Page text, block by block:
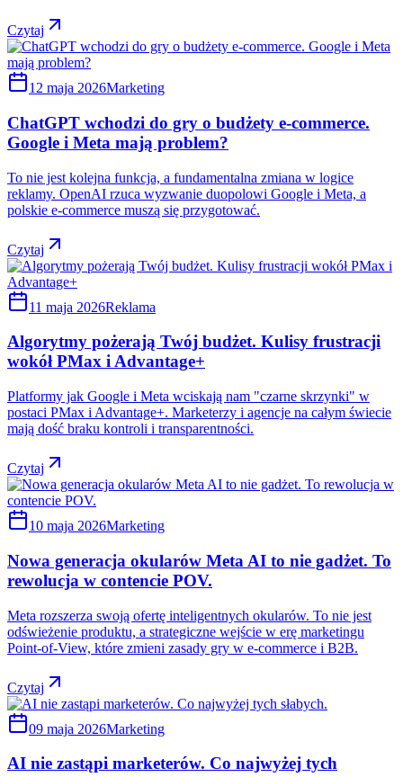
Czytaj
12 maja 2026Marketing
ChatGPT wchodzi do gry o budżety e-commerce.
Google i Meta mają problem?
To nie jest kolejna funkcja, a fundamentalna zmiana w logice
reklamy. OpenAI rzuca wyzwanie duopolowi Google i Meta, a
polskie e-commerce muszą się przygotować.
Czytaj
11 maja 2026Reklama
Algorytmy pożerają Twój budżet. Kulisy frustracji
wokół PMax i Advantage+
Platformy jak Google i Meta wciskają nam "czarne skrzynki" w
postaci PMax i Advantage+. Marketerzy i agencje na całym świecie
mają dość braku kontroli i transparentności.
Czytaj
10 maja 2026Marketing
Nowa generacja okularów Meta AI to nie gadżet. To
rewolucja w contencie POV.
Meta rozszerza swoją ofertę inteligentnych okularów. To nie jest
odświeżenie produktu, a strategiczne wejście w erę marketingu
Point-of-View, które zmieni zasady gry w e-commerce i B2B.
Czytaj
09 maja 2026Marketing
AI nie zastąpi marketerów. Co najwyżej tych